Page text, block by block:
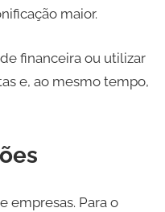
maior.
financeira ou utilizar
e, ao mesmo tempo,
empresas. Para o